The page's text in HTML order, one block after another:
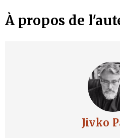
À propos de
Jivko